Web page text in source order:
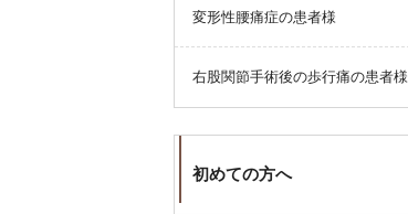
みとなります。
変形性腰痛症の患者様
右股関節手術後の歩行痛の患者様
初めての方へ